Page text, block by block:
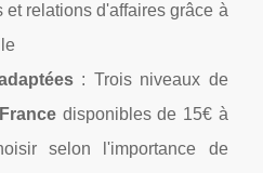
relations d'affaires grâce à
: Trois niveaux de
disponibles de 15€ à
selon l'importance de